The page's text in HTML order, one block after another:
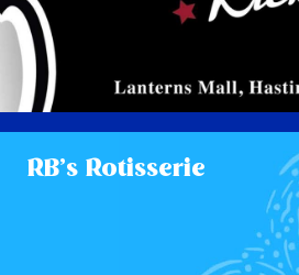
RB’s Rotisserie